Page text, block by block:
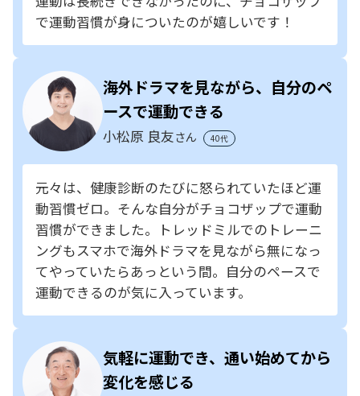
で運動習慣が身についたのが嬉しいです！
海外ドラマを見ながら、自分のペ
ースで運動できる
小松原 良友さん 40代
元々は、健康診断のたびに怒られていたほど運
動習慣ゼロ。そんな自分がチョコザップで運動
習慣ができました。トレッドミルでのトレーニ
ングもスマホで海外ドラマを見ながら無になっ
てやっていたらあっという間。自分のペースで
運動できるのが気に入っています。
気軽に運動でき、通い始めてから
変化を感じる